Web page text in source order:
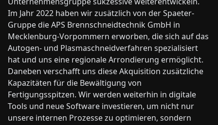
Im Jahr 2022 haben wir zusätzlich von der Spaeter-
Gruppe die APS Brennschneidtechnik GmbH in
Mecklenburg-Vorpommern erworben, die sich auf das
Autogen- und Plasmaschneidverfahren spezialisiert
hat und uns eine regionale Arrondierung ermöglicht.
Daneben verschafft uns diese Akquisition zusätzliche
Kapazitäten für die Bewältigung von
Fertigungsspitzen. Wir werden weiterhin in digitale
Tools und neue Software investieren, um nicht nur
unsere internen Prozesse zu optimieren, sondern